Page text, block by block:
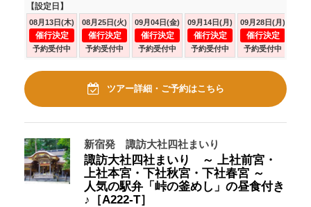
【設定日】
08月13日(木)
催行決定
予約受付中
08月25日(火)
催行決定
予約受付中
09月04日(金)
催行決定
予約受付中
09月14日(月)
催行決定
予約受付中
09月28日(月)
催行決定
予約受付中
ツアー詳細・ご予約はこちら
新宿発 諏訪大社四社まいり
諏訪大社四社まいり ～ 上社前宮・
上社本宮・下社秋宮・下社春宮 ～
人気の駅弁「峠の釜めし」の昼食付き
♪［A222-T］